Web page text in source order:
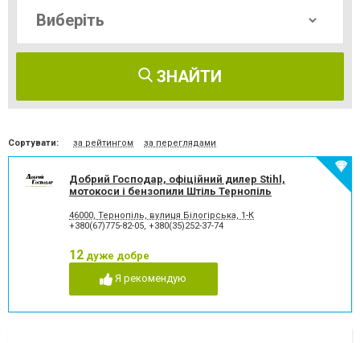
ЗНАЙТИ
Сортувати: за рейтингом за переглядами
Добрий Господар, офіційний дилер Stihl,
мотокоси і бензопили Штіль Тернопіль
46000, Тернопіль, вулиця Білогірська, 1-К
+380(67)775-82-05, +380(35)252-37-74
12 дуже добре
Я рекомендую